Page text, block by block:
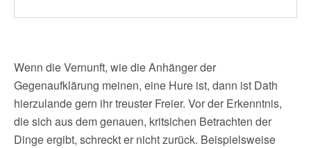
Wenn die Vernunft, wie die Anhänger der
Gegenaufklärung meinen, eine Hure ist, dann ist Dath
hierzulande gern ihr treuster Freier. Vor der Erkenntnis,
die sich aus dem genauen, kritsichen Betrachten der
Dinge ergibt, schreckt er nicht zurück. Beispielsweise